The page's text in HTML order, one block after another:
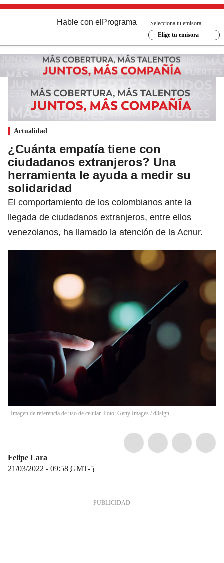
Hable con el Programa
Selecciona tu emisora
Elige tu emisora
Actualidad
¿Cuánta empatía tiene con
ciudadanos extranjeros? Una
herramienta le ayuda a medir su
solidaridad
El comportamiento de los colombianos ante la
llegada de ciudadanos extranjeros, entre ellos
venezolanos, ha llamado la atención de la Acnur.
Imagen de referencia de uso de celular. Foto: Getty Images / d3sign
Felipe Lara
21/03/2022 - 09:58 GMT-5